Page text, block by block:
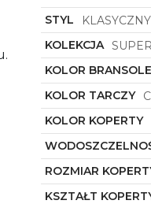
STYL
KLASYCZNY
KOLEKCJA
KOLOR
KOLOR TARCZY
KOLOR KOPERTY
ROZMIAR
KSZTAŁT
SIĘ DO